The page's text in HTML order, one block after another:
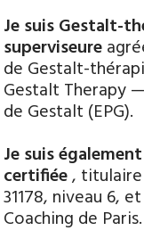
Je suis Gestalt-
superviseure
de Gestalt-
Gestalt Therapy
de Gestalt (EPG).
Je suis
certifiée,
31178, niveau 6,
Coaching de Paris.